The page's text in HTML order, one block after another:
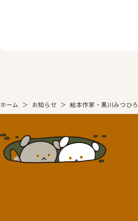
ホーム ＞ お知らせ ＞ 絵本作家・黒川みつひ